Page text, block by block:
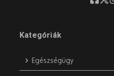
Kategóriák
Egészségügy